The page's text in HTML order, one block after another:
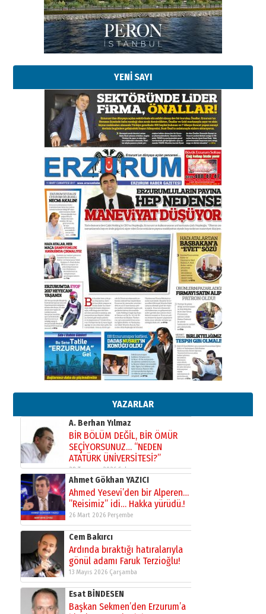
YENİ SAYI
YAZARLAR
Esat BİNDESEN
Başkan Sekmen’den Erzurum’a
bir vizyon proje daha!
02 Ağustos 2026 Pazar
Kadir SABUNCUOĞLU
Erzurumspor’un köşe taşları
29 Haziran 2026 Pazartesi
Kenan GÜLERCİ
Murat Şahsuvaroğlu ERKON’da
çıtayı yukarı taşırken,
yönetimdekiler aşağı
çekmemeli!
17 Şubat 2026 SalıOrhan BOZKURT
Bir fotoğraf, bir şehir, bir
gazeteci… Dizginler kimin
A. Berhan Yılmaz
BİR BÖLÜM DEĞİL, BİR ÖMÜR
SEÇİYORSUNUZ… “NEDEN
ATATÜRK ÜNİVERSİTESİ?”
28 Temmuz 2026 Salı
Ahmet Gökhan YAZICI
Ahmed Yesevi’den bir Alperen…
”Reisimiz” idi… Hakka yürüdü.!
26 Mart 2026 Perşembe
Cem Bakırcı
Ardında bıraktığı hatıralarıyla
gönül adamı Faruk Terzioğlu!
13 Mayıs 2026 Çarşamba
Esat BİNDESEN
Başkan Sekmen’den Erzurum’a